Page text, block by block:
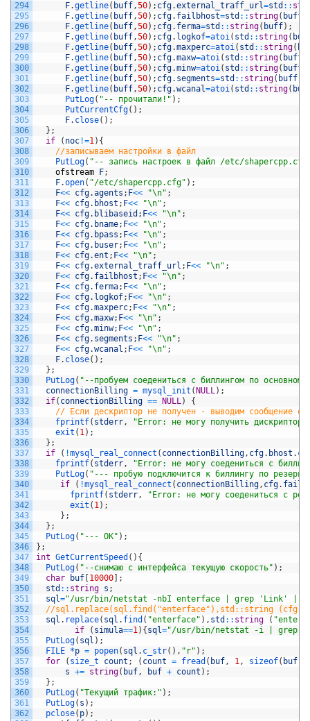
294
295
296
297
298
299
300
301
302
303
304
305
306
307
308
309
310
311
312
313
314
315
316
317
318
319
320
321
322
323
324
325
326
327
328
329
330
331
332
333
334
335
336
337
338
339
340
341
342
343
344
345
346
347
348
349
350
351
352
353
354
355
356
357
358
359
360
361
362
F.getline( buff,50) ; cfg.external_traff_url=std ::
F.getline( buff,50) ; cfg. failbhost=std :: string( buff
F.getline( buff,50) ; cfg. ferma=std :: string( buff) ;
F.getline( buff,50) ; cfg. logkof=atoi( std :: string(
F.getline( buff,50) ; cfg.maxperc=atoi( std :: string(
F.getline( buff,50) ; cfg.maxw=atoi( std :: string( buff
F.getline( buff,50) ; cfg.minw=atoi( std :: string( buff
F.getline( buff,50) ; cfg. segments=std :: string( buff
F.getline( buff,50) ; cfg.wcanal=atoi( std :: string(
PutLog( "-- прочитали!" ) ;
PutCurrentCfg( ) ;
F. close( ) ;
} ;
if
( noc !=1) {
//записываем настройки в файл
PutLog( "-- запись настроек в файл /etc/
ofstream
F;
F.open( "/etc/shapercpp.cfg" ) ;
F<< cfg.agents ; F<< "\n" ;
F<< cfg. bhost ; F<< "\n" ;
F<< cfg. blibaseid ; F<< "\n" ;
F<< cfg. bname; F<< "\n" ;
F<< cfg. bpass ; F<< "\n" ;
F<< cfg. buser; F<< "\n" ;
F<< cfg.ent ; F<< "\n" ;
F<< cfg.external_traff_url ; F<< "\n" ;
F<< cfg. failbhost ; F<< "\n" ;
F<< cfg. ferma; F<< "\n" ;
F<< cfg. logkof; F<< "\n" ;
F<< cfg.maxperc; F<< "\n" ;
F<< cfg.maxw; F<< "\n" ;
F<< cfg.minw; F<< "\n" ;
F<< cfg. segments ; F<< "\n" ;
F<< cfg.wcanal ; F<< "\n" ;
F. close( ) ;
} ;
PutLog( "--пробуем соедениться с биллингом по
connectionBilling = mysql_init ( NULL) ;
if( connectionBilling == NULL)
{
// Если дескриптор не получен - выводим сообщение об
fprintf( stderr,
"Error: не могу получить дискриптор
exit ( 1) ;
} ;
if
( !mysql_real_connect ( connectionBilling, cfg. bhost .
fprintf( stderr,
"Error: не могу соедениться с
PutLog( "--- пробую подключится к биллингу по
if
( !mysql_real_connect ( connectionBilling, cfg.
fprintf( stderr,
"Error: не могу соедениться с
exit ( 1) ;
} ;
} ;
PutLog( "--- ОК" ) ;
} ;
int GetCurrentSpeed ( ) {
PutLog( "--снимаю с интерфейса текущую скорость" ) ;
char
buf 10000
;
std :: string s ;
sql="/usr/bin/netstat -nbI enterface | grep 'Link'
//sql.replace(sql.find("enterface"),std::string
sql . replace( sql . find ( "enterface" ) , std :: string (
if
( simula==1) { sql="/usr/bin/netstat -i | grep
PutLog( sql ) ;
FILE *p = popen( sql . c_str( ) , "r" ) ;
for
( size_t count ; ( count = fread ( buf, 1, sizeof( buf
s += string( buf, buf + count ) ;
} ;
PutLog( "Текущий трафик:" ) ;
PutLog( s ) ;
pclose( p) ;